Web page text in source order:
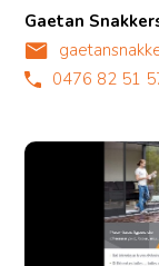
Gaetan
0476 82 51